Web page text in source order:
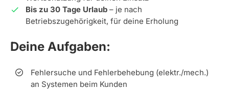
Bis zu 30 Tage Urlaub – je nach
Betriebszugehörigkeit, für deine Erholung
Deine Aufgaben:
Fehlersuche und Fehlerbehebung (elektr./mech.)
an Systemen beim Kunden